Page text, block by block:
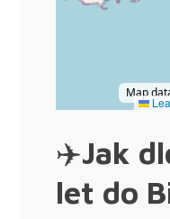
✈️Jak
let do